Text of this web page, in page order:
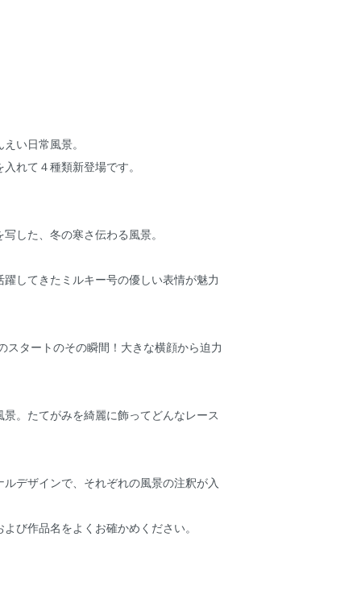
い日常風景。
れて４種類新登場です。
した、冬の寒さ伝わる風景。
してきたミルキー号の優しい表情が魅力
スタートのその瞬間！大きな横顔から迫力
。たてがみを綺麗に飾ってどんなレース
デザインで、それぞれの風景の注釈が入
び作品名をよくお確かめください。